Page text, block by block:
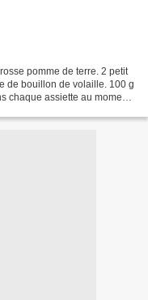
pomme de terre. 2 petit
de bouillon de volaille. 100 g
chaque assiette au moment